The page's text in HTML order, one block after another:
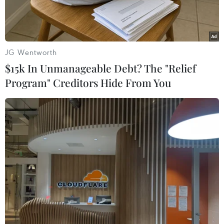
Cửu Đỉnh và Hiển Lâm Các. (Ảnh: Vietnam+)
Hưởng ứng Festival Huế 2022, chào mừng kỷ
niệm 40 năm thành lập Trung tâm Bảo tồn Di
tích Cố đô Huế (10/6/1982-10/6/2022), chiều 9/6,
JG Wentworth
$15k In Unmanageable Debt? The "Relief
Program" Creditors Hide From You